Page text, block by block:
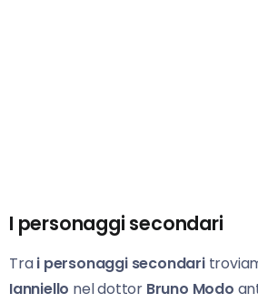
I personaggi secondari
Trai personaggi secondari
Ianniello nel dottor Bruno Modo